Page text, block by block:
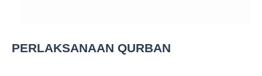
PERLAKSANAAN QURBAN